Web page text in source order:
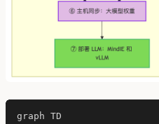
graph TD